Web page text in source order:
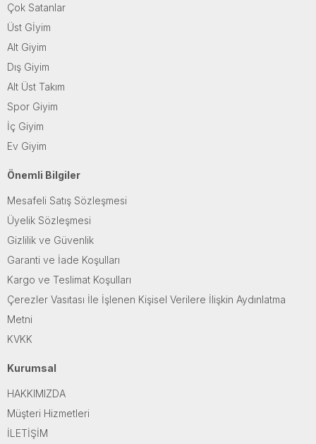
Çok Satanlar
Üst Gİyim
Alt Giyim
Dış Giyim
Alt Üst Takım
Spor Giyim
İç Giyim
Ev Giyim
Önemli Bilgiler
Mesafeli Satış Sözleşmesi
Üyelik Sözleşmesi
Gizlilik ve Güvenlik
Garanti ve İade Koşulları
Kargo ve Teslimat Koşulları
Çerezler Vasıtası İle İşlenen Kişisel Verilere İlişkin Aydınlatma
Metni
KVKK
Kurumsal
HAKKIMIZDA
Müşteri Hizmetleri
İLETİŞİM